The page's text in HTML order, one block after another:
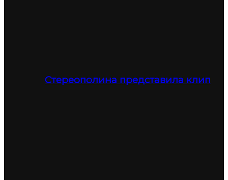
Стереополина представила клип